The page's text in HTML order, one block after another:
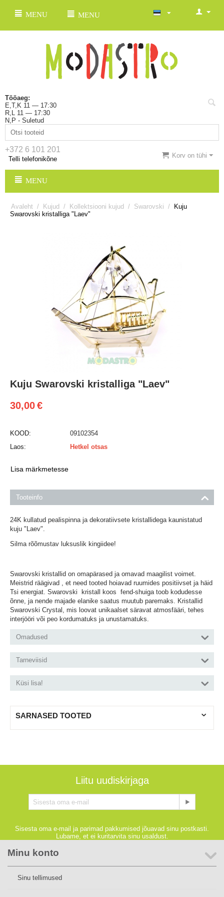
MENU MENU
Tööaeg:
E,T,K 11 — 17:30
R,L 11 — 17:30
N,P - Suletud
+372 6 101 201
Telli telefonikõne Korv on tühi
MENU
Avaleht / Kujud / Kollektsiooni kujud / Swarovski /
Kuju
Swarovski kristalliga "Laev"
Kuju Swarovski kristalliga "Laev"
30,00€
KOOD:
09102354
Laos:
Hetkel otsas
Lisa märkmetesse
Tooteinfo
24K kullatud pealispinna ja dekoratiivsete kristallidega kaunistatud
kuju "Laev".
Silma rõõmustav luksuslik kingiidee!
Swarovski kristallid on omapärased ja omavad maagilist voimet.
Meistrid räägivad , et need tooted hoiavad ruumides positiivset ja häid
Tsi energiat. Swarovski kristall koos fend-shuiga toob kodudesse
õnne, ja nende majade elanike saatus muutub paremaks. Kristallid
Swarovski Crystal, mis loovat unikaalset säravat atmosfääri, tehes
interjööri või peo kordumatuks ja unustamatuks.
Omadused
Tarneviisid
Küsi lisa!
SARNASED TOOTED
Liitu uudiskirjaga
Sisesta oma e-mail ja parimad pakkumised jõuavad sinu postkasti.
Lubame, et ei kuritarvita sinu usaldust.
Minu konto
Sinu tellimused